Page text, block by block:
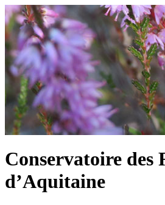
Conservatoire des
d’Aquitaine